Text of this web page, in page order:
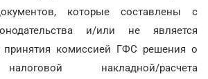
которые составлены с
и/или не является
комиссией ГФС решения о
накладной/расчета